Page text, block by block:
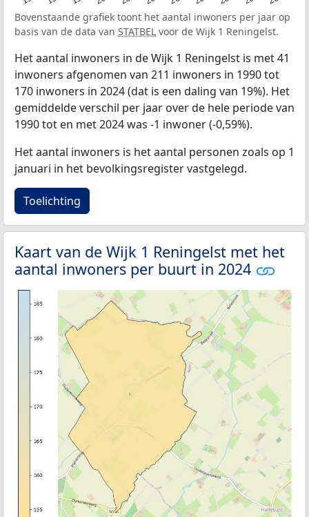
Bovenstaande grafiek toont het aantal inwoners per jaar op
basis van de data van STATBEL voor de Wijk 1 Reningelst.
Het aantal inwoners in de Wijk 1 Reningelst is met 41
inwoners afgenomen van 211 inwoners in 1990 tot
170 inwoners in 2024 (dat is een daling van 19%). Het
gemiddelde verschil per jaar over de hele periode van
1990 tot en met 2024 was -1 inwoner (-0,59%).
Het aantal inwoners is het aantal personen zoals op 1
januari in het bevolkingsregister vastgelegd.
Toelichting
Kaart van de Wijk 1 Reningelst met het
aantal inwoners per buurt in 2024